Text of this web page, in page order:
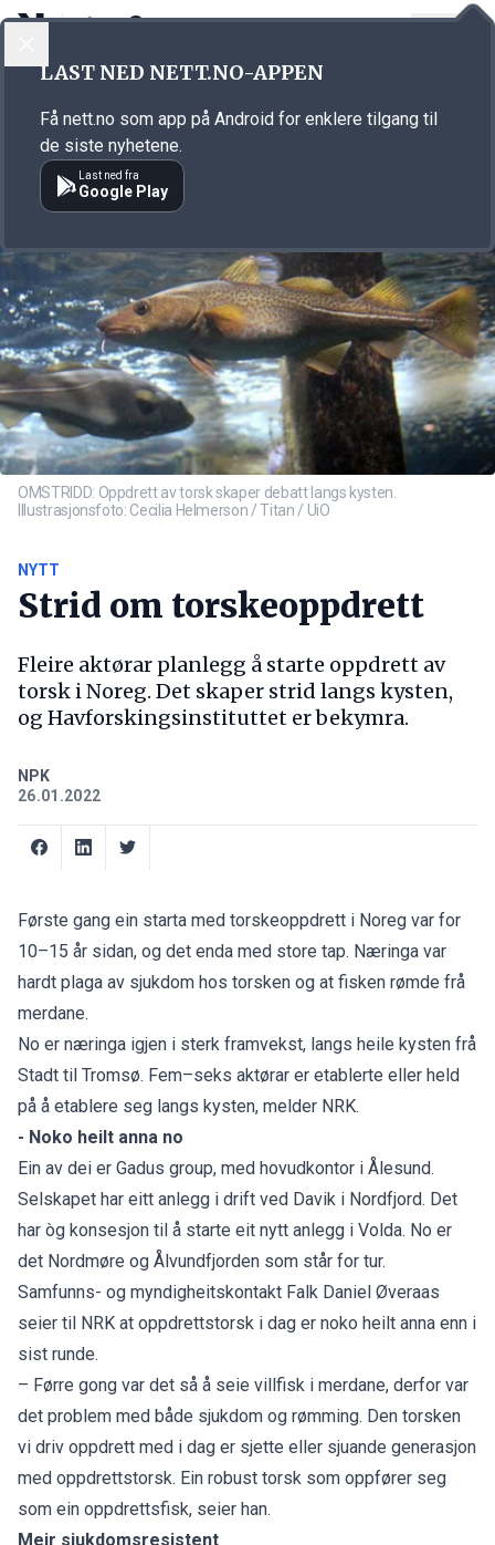
Annonsørinnhold
OMSTRIDD: Oppdrett av torsk skaper debatt langs kysten.
Illustrasjonsfoto: Cecilia Helmerson / Titan / UiO
NYTT
Strid om torskeoppdrett
Fleire aktørar planlegg å starte oppdrett av
torsk i Noreg. Det skaper strid langs kysten,
og Havforskingsinstituttet er bekymra.
NPK
26.01.2022
Første gang ein starta med torskeoppdrett i Noreg var for
10–15 år sidan, og det enda med store tap. Næringa var
hardt plaga av sjukdom hos torsken og at fisken rømde frå
merdane.
No er næringa igjen i sterk framvekst, langs heile kysten frå
Stadt til Tromsø. Fem–seks aktørar er etablerte eller held
på å etablere seg langs kysten, melder NRK.
- Noko heilt anna no
Ein av dei er Gadus group, med hovudkontor i Ålesund.
Selskapet har eitt anlegg i drift ved Davik i Nordfjord. Det
har òg konsesjon til å starte eit nytt anlegg i Volda. No er
det Nordmøre og Ålvundfjorden som står for tur.
Samfunns- og myndigheitskontakt Falk Daniel Øveraas
seier til NRK at oppdrettstorsk i dag er noko heilt anna enn i
sist runde.
– Førre gong var det så å seie villfisk i merdane, derfor var
det problem med både sjukdom og rømming. Den torsken
vi driv oppdrett med i dag er sjette eller sjuande generasjon
med oppdrettstorsk. Ein robust torsk som oppfører seg
som ein oppdrettsfisk, seier han.
Meir sjukdomsresistent
LAST NED NETT.NO-APPEN
Få nett.no som app på Android for enklere tilgang til
de siste nyhetene.
Last ned fra
Google Play